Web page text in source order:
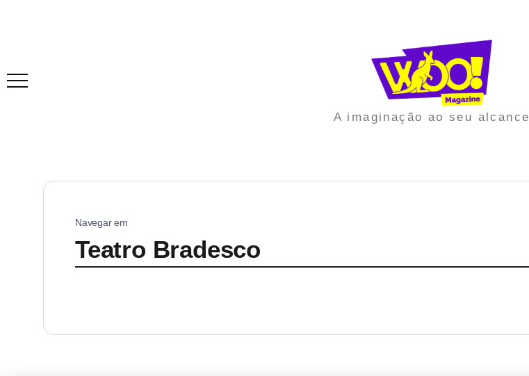
A imaginação ao seu alcance
Navegar em
Teatro Bradesco